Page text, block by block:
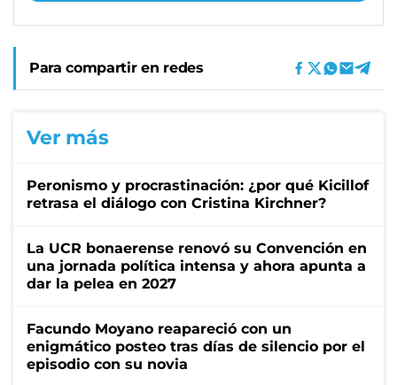
Para compartir en redes
Ver más
Peronismo y procrastinación: ¿por qué Kicillof
retrasa el diálogo con Cristina Kirchner?
La UCR bonaerense renovó su Convención en
una jornada política intensa y ahora apunta a
dar la pelea en 2027
Facundo Moyano reapareció con un
enigmático posteo tras días de silencio por el
episodio con su novia